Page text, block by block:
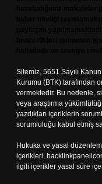
Sitemiz, 5651 Sayılı
Kurumu (BTK) tarafından
vermektedir. Bu nedenle,
veya araştırma
yazdıkları içeriklerin
sorumluluğu kabul etmiş
Hukuka ve yasal
içerikleri,
ilgili içerikler yasal süre